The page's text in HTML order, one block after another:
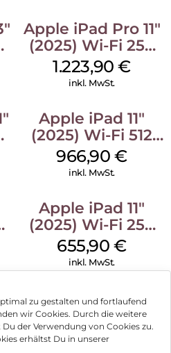
zu gestalten und fortlaufend
wir Cookies. Durch die weitere
der Verwendung von Cookies zu.
erhältst Du in unserer
Apple iPad Pro 11″
(2025) Wi-Fi 256
GB Standardglas
Space Schwarz
1.223,90€
inkl. MwSt.
Apple iPad 11″
(2025) Wi-Fi 512
GB Gelb
966,90€
inkl. MwSt.
Apple iPad 11″
(2025) Wi-Fi 256
GB Silber
655,90€
inkl. MwSt.